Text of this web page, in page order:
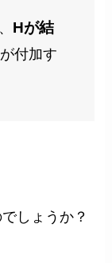
Hが結
付加す
しょうか？